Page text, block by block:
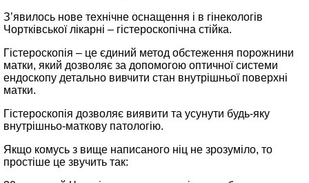
З’явилось нове технічне оснащення і в гінекологів
Чортківської лікарні – гістероскопічна стійка.
Гістероскопія – це єдиний метод обстеження порожнини
матки, який дозволяє за допомогою оптичної системи
ендоскопу детально вивчити стан внутрішньої поверхні
матки.
Гістероскопія дозволяє виявити та усунути будь-яку
внутрішньо-маткову патологію.
Якщо комусь з вище написаного ніц не зрозуміло, то
простіше це звучить так: